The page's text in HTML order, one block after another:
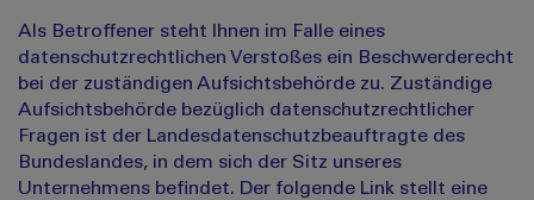
Als Betroffener steht Ihnen im Falle eines
datenschutzrechtlichen Verstoßes ein Beschwerderecht
bei der zuständigen Aufsichtsbehörde zu. Zuständige
Aufsichtsbehörde bezüglich datenschutzrechtlicher
Fragen ist der Landesdatenschutzbeauftragte des
Bundeslandes, in dem sich der Sitz unseres
Unternehmens befindet. Der folgende Link stellt eine